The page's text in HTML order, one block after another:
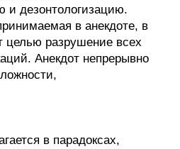
и дезонтологизацию.
в анекдоте, в
целью разрушение всех
Анекдот непрерывно
в парадоксах,